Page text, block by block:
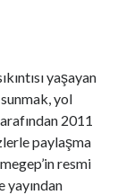
yaşayan
yol
2011
paylaşma
megep’in resmi
yayından